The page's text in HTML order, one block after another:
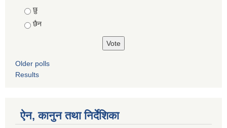
Choices
छु
छैन
Older polls
Results
ऐन, कानुन तथा निर्देशिका